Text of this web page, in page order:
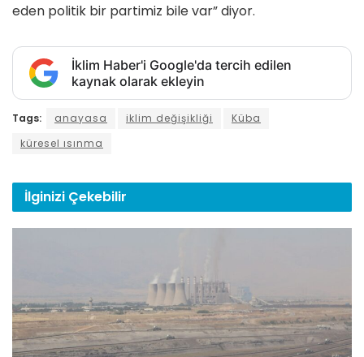
eden politik bir partimiz bile var” diyor.
İklim Haber'i Google'da tercih edilen
kaynak olarak ekleyin
Tags: anayasa iklim değişikliği
Küba
küresel ısınma
İlginizi Çekebilir